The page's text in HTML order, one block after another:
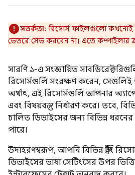
সতর্কতা: রিসোর্স ফাইলগুলো কখনোই
ভেতরে সেভ করবেন না। এতে কম্পাইলার
সারণি ১-এ সংজ্ঞায়িত
রিসোর্সগুলি সংরক্ষণ করেন, সেগুলিই
অর্থাৎ, এই রিসোর্সগুলি আপনার
এবং বিষয়বস্তু নির্ধারণ করে। তবে,
চালিত ডিভাইসের জন্য বিভিন্ন
পারে।
উদাহরণস্বরূপ, আপনি বিভিন্ন স্ট্রিং
ডিভাইসের ভাষা সেটিংসের উপর